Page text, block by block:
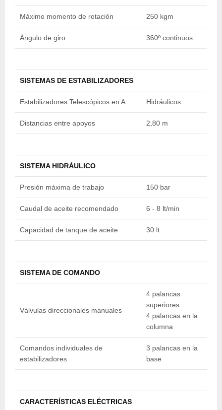
Máximo momento de rotación 250 kgm
Ángulo de giro 360º continuos
SISTEMAS DE ESTABILIZADORES
Estabilizadores Telescópicos en A Hidráulicos
Distancias entre apoyos 2,80 m
SISTEMA HIDRÁULICO
Presión máxima de trabajo 150 bar
Caudal de aceite recomendado 6 - 8 lt/min
Capacidad de tanque de aceite 30 lt
SISTEMA DE COMANDO
Válvulas direccionales manuales
4 palancas
superiores
4 palancas en la
columna
Comandos individuales de
estabilizadores
3 palancas en la
base
CARACTERÍSTICAS ELÉCTRICAS